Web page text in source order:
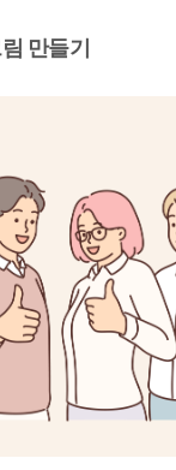
만들기